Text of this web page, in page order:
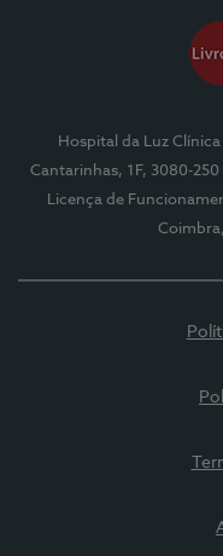
Hospital da Luz
Cantarinhas, 1F, 3080-250
Licença de